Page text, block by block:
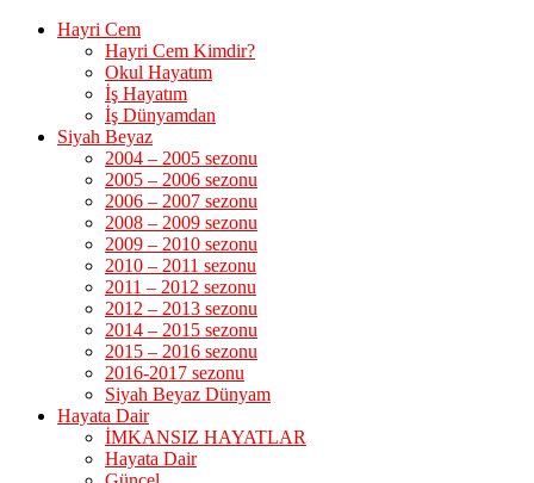
Hayri Cem
Hayri Cem Kimdir?
Okul Hayatım
İş Hayatım
İş Dünyamdan
Siyah Beyaz
2004 – 2005 sezonu
2005 – 2006 sezonu
2006 – 2007 sezonu
2008 – 2009 sezonu
2009 – 2010 sezonu
2010 – 2011 sezonu
2011 – 2012 sezonu
2012 – 2013 sezonu
2014 – 2015 sezonu
2015 – 2016 sezonu
2016-2017 sezonu
Siyah Beyaz Dünyam
Hayata Dair
İMKANSIZ HAYATLAR
Hayata Dair